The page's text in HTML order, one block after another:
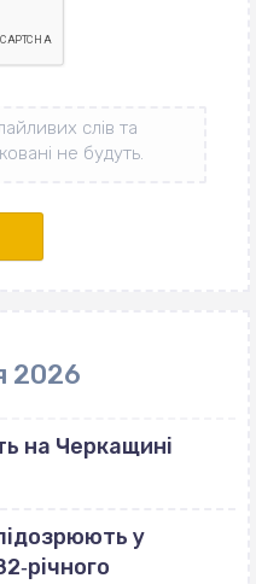
2026
на Черкащині
у